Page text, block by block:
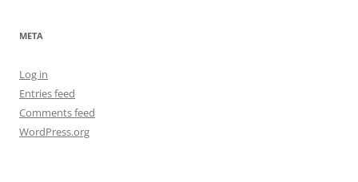
META
Log in
Entries feed
Comments feed
WordPress.org